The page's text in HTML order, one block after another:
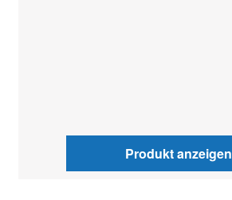
Produkt anzeigen